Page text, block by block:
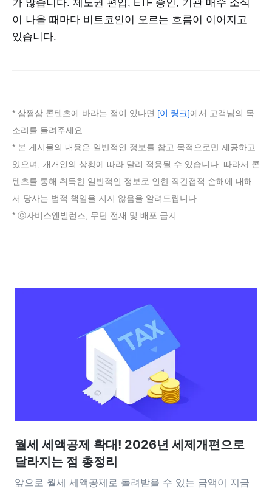
가 많습니다. 제도권 편입, ETF 승인, 기관 매수 소식
이 나올 때마다 비트코인이 오르는 흐름이 이어지고
있습니다.
* 삼쩜삼 콘텐츠에 바라는 점이 있다면 [이 링크] 에서 고객님의 목
소리를 들려주세요.
* 본 게시물의 내용은 일반적인 정보를 참고 목적으로만 제공하고
있으며, 개개인의 상황에 따라 달리 적용될 수 있습니다. 따라서 콘
텐츠를 통해 취득한 일반적인 정보로 인한 직간접적 손해에 대해
서 당사는 법적 책임을 지지 않음을 알려드립니다.
* ⓒ자비스앤빌런즈, 무단 전재 및 배포 금지
월세 세액공제 확대! 2026년 세제개편으로
달라지는 점 총정리
앞으로 월세 세액공제로 돌려받을 수 있는 금액이 지금